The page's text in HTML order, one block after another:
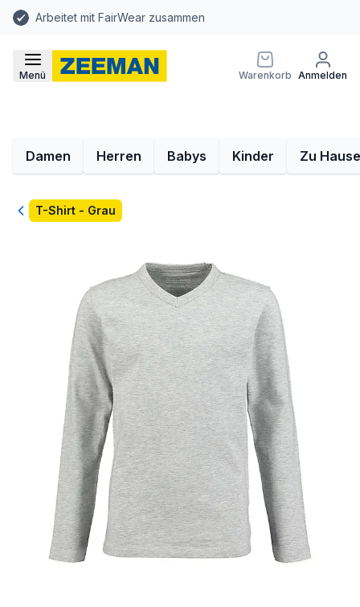
Arbeitet mit FairWear zusammen
Menü Warenkorb Anmelden
Damen Herren Babys Kinder Zu Hause
ZurückT-Shirt - Grau